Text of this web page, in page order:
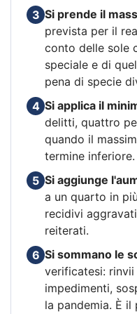
3 Si prende il
prevista per il
conto delle sole
speciale e di
pena di specie
4 Si applica il
delitti, quattro
quando il
termine inferiore.
5 Si aggiunge
a un quarto in
recidivi
reiterati.
6 Si sommano le
verificatesi:
impedimenti,
la pandemia. È